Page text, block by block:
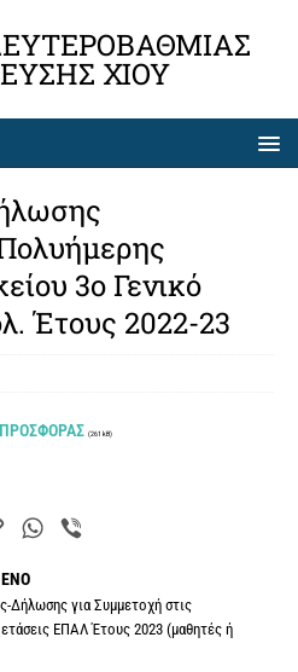
ΧΊΟΥ
3ο Γενικό
Έτους 2022-23
(261 kB)
p
y
W
t
s
e
Δήλωσης για Συμμετοχή στις
ΕΠΑΛ Έτους 2023 (μαθητές ή